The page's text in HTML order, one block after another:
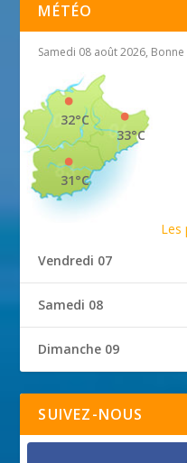
MÉTÉO
Samedi 08 août 2026, Bonne
33°C
32°C
31°C
Les
Vendredi 07
Samedi 08
Dimanche 09
SUIVEZ-NOUS